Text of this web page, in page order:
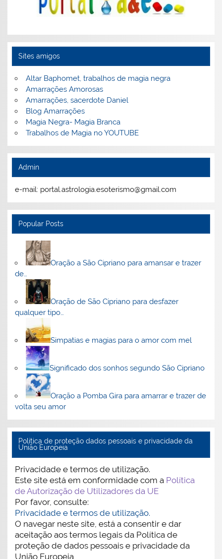
Sites amigos
Altar Baphomet, trabalhos de magia negra
Amarrações Amorosas
Amarrações, sacerdote Daniel
Blog Amarrações
Magia Negra- Magia Branca
Trabalhos de Magia no YOUTUBE
Admin
e-mail: portal.astrologia.esoterismo@gmail.com
Popular Posts
Oração a São Cipriano para amansar e trazer
de…
Oração de São Cipriano para desfazer
qualquer tipo…
Simpatias e magias para o amor com mel
Significado dos sonhos segundo São Cipriano
Oração a Pomba Gira para amarrar e trazer de
volta seu amor
Politica de proteção dados pessoais e privacidade da
União Europeia
Privacidade e termos de utilização.
Este site está em conformidade com a Política
de Autorização de Utilizadores da UE
Por favor, consulte:
Privacidade e termos de utilização.
O navegar neste site, está a consentir e dar
aceitação aos termos legais da Política de
proteção de dados pessoais e privacidade da
União Europeia